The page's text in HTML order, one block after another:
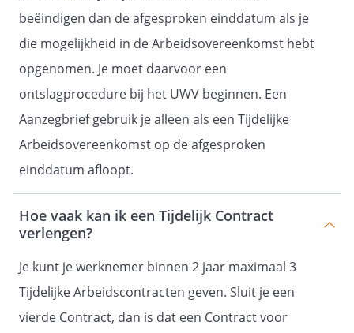
beëindigen dan de afgesproken einddatum als je
die mogelijkheid in de Arbeidsovereenkomst hebt
opgenomen. Je moet daarvoor een
ontslagprocedure bij het UWV beginnen. Een
Aanzegbrief gebruik je alleen als een Tijdelijke
Arbeidsovereenkomst op de afgesproken
einddatum afloopt.
Hoe vaak kan ik een Tijdelijk Contract
verlengen?
Je kunt je werknemer binnen 2 jaar maximaal 3
Tijdelijke Arbeidscontracten geven. Sluit je een
vierde Contract, dan is dat een Contract voor